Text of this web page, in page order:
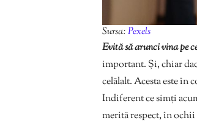
Sursa:Pexels
Evită să arunci vina pe
important. Și, chiar
celălalt. Acesta este în
Indiferent ce simți
merită respect, în